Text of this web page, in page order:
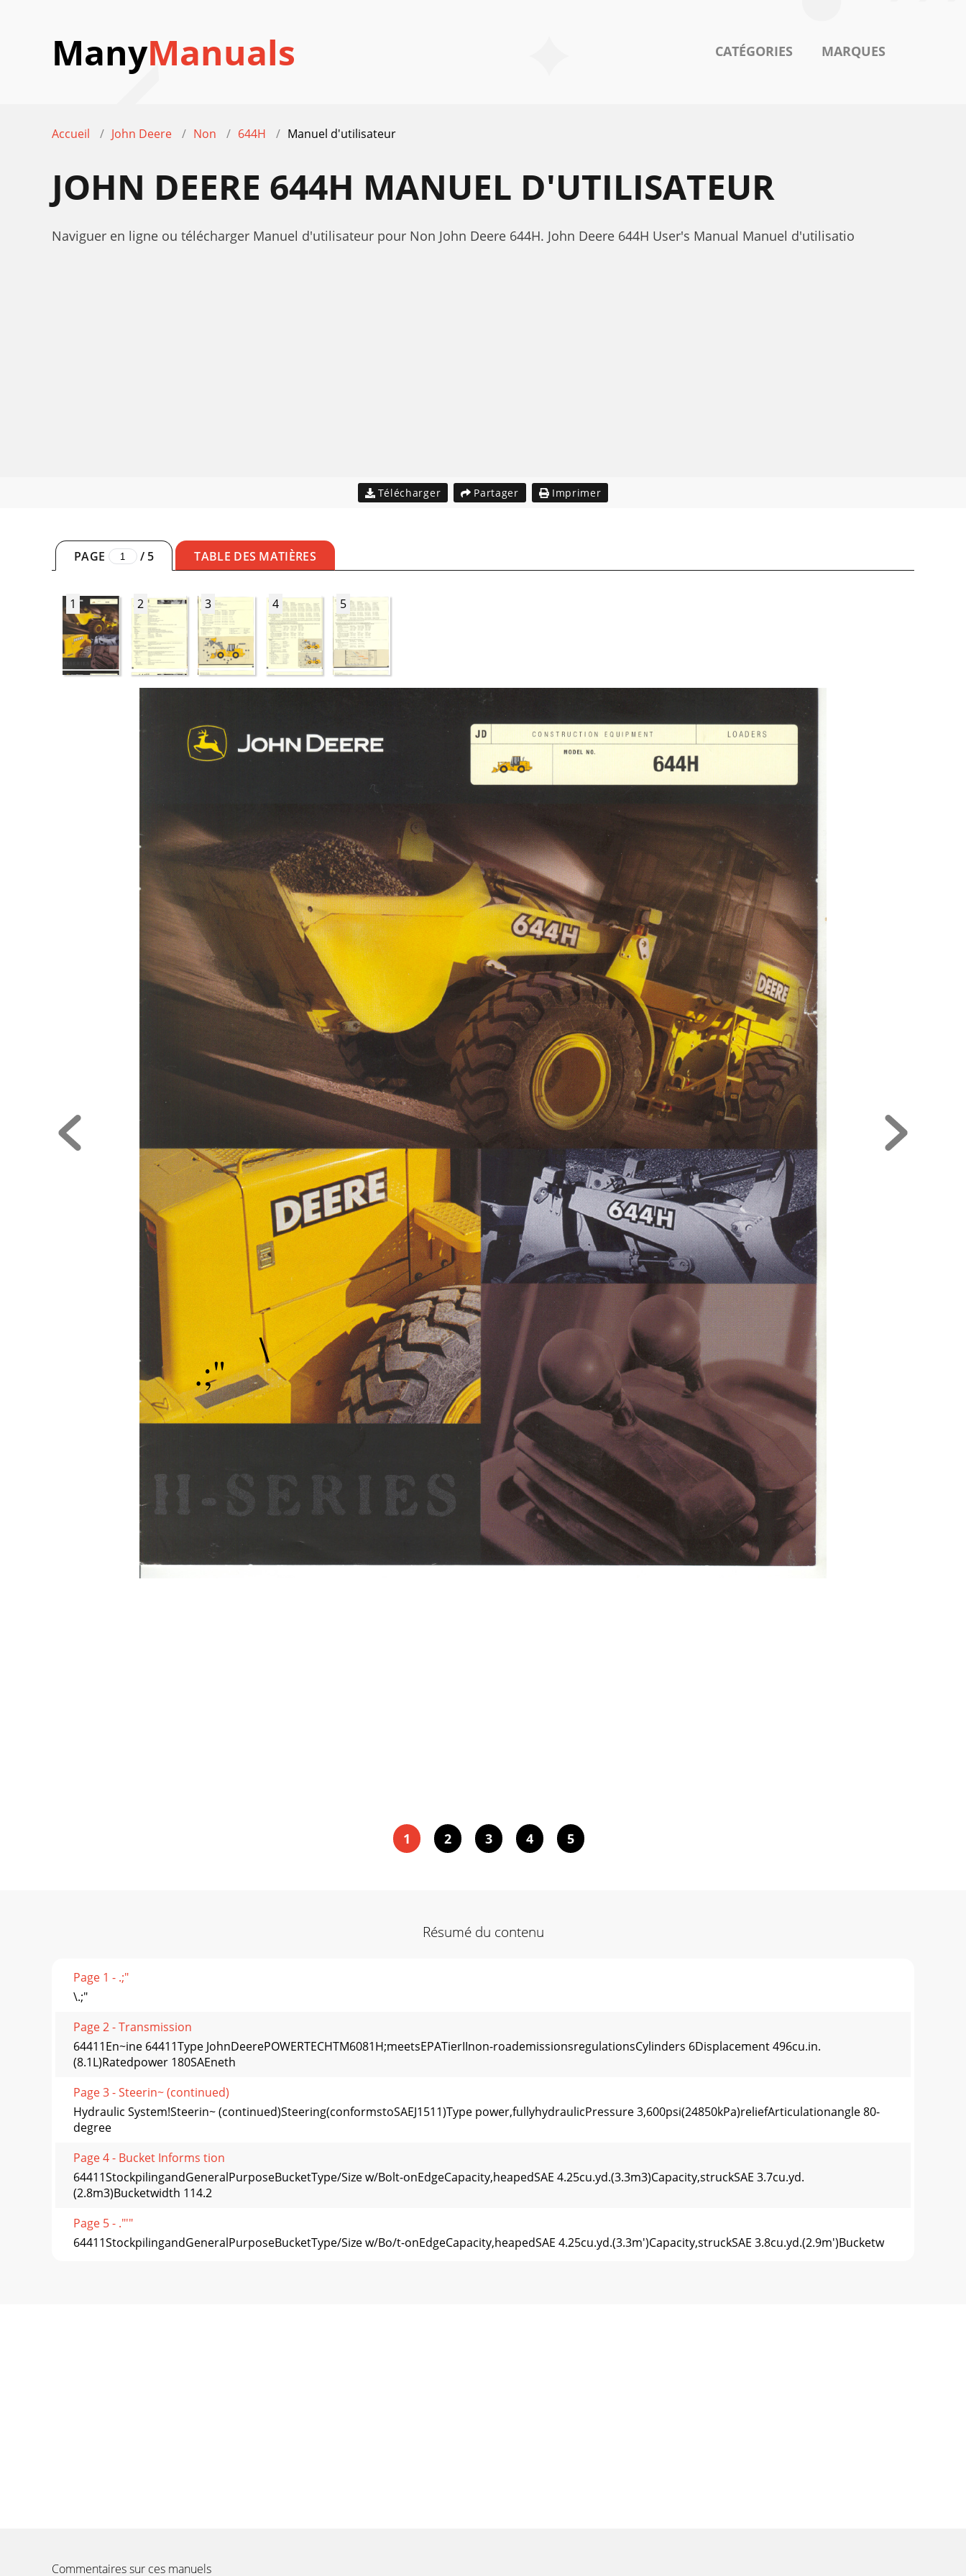
ManyManuals CATÉGORIES MARQUES
Accueil John Deere Non 644H Manuel d'utilisateur
JOHN DEERE 644H MANUEL D'UTILISATEUR
Naviguer en ligne ou télécharger Manuel d'utilisateur pour Non John Deere 644H. John Deere 644H User's Manual Manuel d'utilisatio
Télécharger Partager Imprimer
PAGE /5 TABLE DES MATIÈRES
1 2 3 4 5
\
.;"
1 2 3 4 5
Résumé du contenu
Page 1 - .;"
\.;"
Page 2 - Transmission
64411En~ine 64411Type JohnDeerePOWERTECHTM6081H;meetsEPATierIInon-roademissionsregulationsCylinders 6Displacement 496cu.in.
(8.1L)Ratedpower 180SAEneth
Page 3 - Steerin~ (continued)
Hydraulic System!Steerin~ (continued)Steering(conformstoSAEJ1511)Type power,fullyhydraulicPressure 3,600psi(24850kPa)reliefArticulationangle 80-
degree
Page 4 - Bucket Informs tion
64411StockpilingandGeneralPurposeBucketType/Size w/Bolt-onEdgeCapacity,heapedSAE 4.25cu.yd.(3.3m3)Capacity,struckSAE 3.7cu.yd.
(2.8m3)Bucketwidth 114.2
Page 5 - ."'"
64411StockpilingandGeneralPurposeBucketType/Size w/Bo/t-onEdgeCapacity,heapedSAE 4.25cu.yd.(3.3m')Capacity,struckSAE 3.8cu.yd.(2.9m')Bucketw
Commentaires sur ces manuels